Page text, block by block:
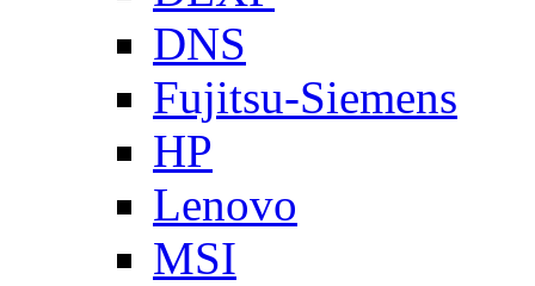
DNS
Fujitsu-Siemens
HP
Lenovo
MSI